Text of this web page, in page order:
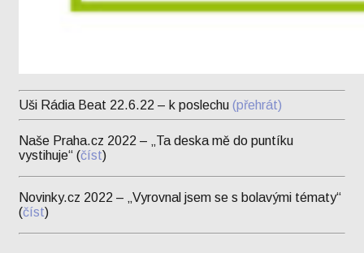
Uši Rádia Beat 22.6.22 – k poslechu (přehrát)
Naše Praha.cz 2022 – „Ta deska mě do puntíku
vystihuje“ (číst)
Novinky.cz 2022 – „Vyrovnal jsem se s bolavými tématy“
(číst)